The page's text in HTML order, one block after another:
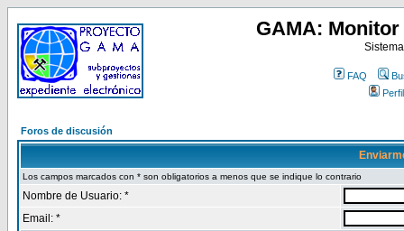
GAMA:
FAQ
Perfil
Foros de discusión
Los campos marcados con * son obligatorios a menos que se indique lo contrario
Nombre de Usuario: *
Email: *